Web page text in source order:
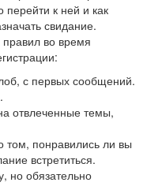
к ней и как
свидание.
во время
с первых сообщений.
отвлеченные темы,
том, понравились ли вы
встретиться.
но обязательно